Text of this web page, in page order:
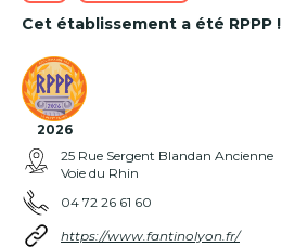
Cet établissement a été RPPP !
2026
25 Rue Sergent Blandan Ancienne
Voie du Rhin
04 72 26 61 60
https://www.fantinolyon.fr/